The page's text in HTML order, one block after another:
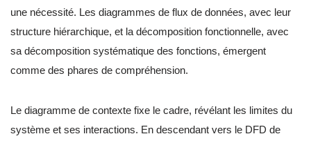
une nécessité. Les diagrammes de flux de données, avec leur
structure hiérarchique, et la décomposition fonctionnelle, avec
sa décomposition systématique des fonctions, émergent
comme des phares de compréhension.
Le diagramme de contexte fixe le cadre, révélant les limites du
système et ses interactions. En descendant vers le DFD de